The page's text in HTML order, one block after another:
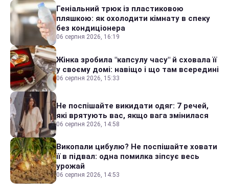
Геніальний трюк із пластиковою
пляшкою: як охолодити кімнату в спеку
без кондиціонера
06 серпня 2026, 16:19
Жінка зробила "капсулу часу" й сховала її
у своєму домі: навіщо і що там всередині
06 серпня 2026, 15:33
Не поспішайте викидати одяг: 7 речей,
які врятують вас, якщо вага змінилася
06 серпня 2026, 14:58
Викопали цибулю? Не поспішайте ховати
її в підвал: одна помилка зіпсує весь
урожай
06 серпня 2026, 14:53